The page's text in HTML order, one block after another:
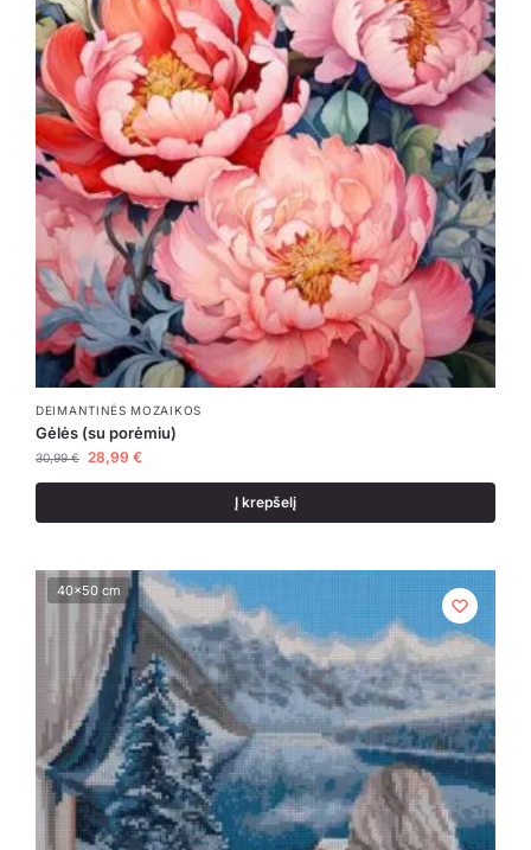
DEIMANTINĖS MOZAIKOS
Gėlės (su porėmiu)
30,99€ 28,99 €
Į krepšelį
40x50 cm